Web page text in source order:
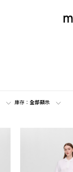
庫存：全部顯示